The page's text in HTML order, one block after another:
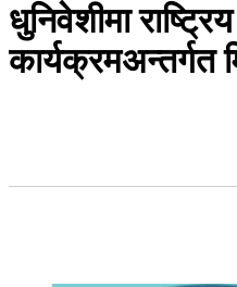
धुनिवेशीमा
कार्यक्रमअन्तर्गत